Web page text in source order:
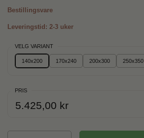
Bestillingsvare
Leveringstid: 2-3 uker
VELG VARIANT
140x200 170x240 200x300 250x350
PRIS
Pris:
5.425,00 kr
Ordinær pris: